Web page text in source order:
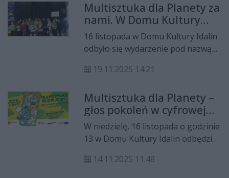
ponadpodstawowych "Radom ’76 –
Rozegraj Historię". Wydarzenie było
kolejną częścią obchodów 50.
rocznicy Radomskiego Czerwca
1976 roku.
Multisztuka dla Planety za
nami. W Domu Kultury
Idalin było wiele atrakcji
16 listopada w Domu Kultury Idalin
odbyło się wydarzenie pod nazwą
pokoleń w cyfrowej przestrzeni”.
19.11.2025 14:21
Multisztuka dla Planety –
głos pokoleń w cyfrowej
przestrzeni. Dom Kultury
Idalin zaprasza na ciekawe
W niedzielę, 16 listopada o godzinie
13 w Domu Kultury Idalin odbędzie
"Multisztuka dla Planety – głos
14.11.2025 11:48